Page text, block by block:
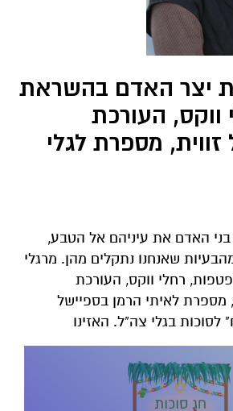
יצר האדם בהשראת
העורכת
מספרת לגלי
בני האדם את עיניהם אל הטבע,
שאנחנו נתקלים מהן. מרגלי
רחלי ווקס, העורכת
מספרת לאיתי הרמן בספיישל
לסוכות בגלי צה"ל. האזינו